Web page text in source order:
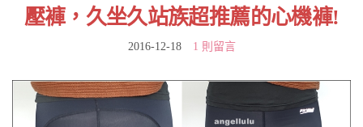
壓褲，久坐久站族超推薦的心機褲!
2016-12-18 1 則留言